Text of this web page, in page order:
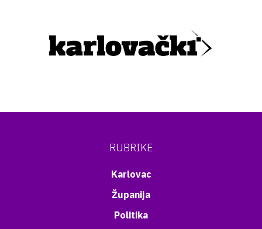
RUBRIKE
Karlovac
Županija
Politika